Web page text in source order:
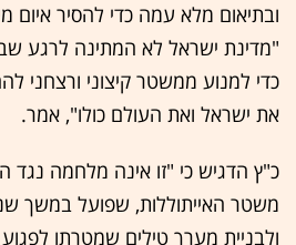
ובתיאום מלא עמה כדי להסיר איום
"מדינת ישראל לא המתינה לרגע
כדי למנוע ממשטר קיצוני ורצחני
את ישראל ואת העולם כולו", אמר.
כ"ץ הדגיש כי "זו אינה מלחמה נגד
משטר האייתוללות, שפועל במשך
ולבניית מערך טילים שמטרתו